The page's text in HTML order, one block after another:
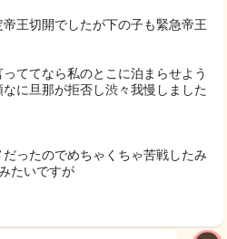
王切開でしたが下の子も緊急帝王
ててなら私のとこに泊まらせよう
に旦那が拒否し渋々我慢しました
ったのでめちゃくちゃ苦戦したみ
たいですが